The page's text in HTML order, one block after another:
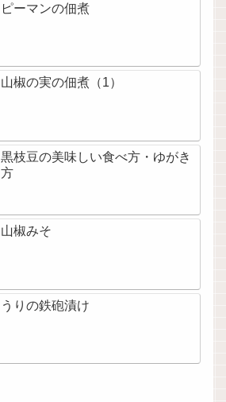
ピーマンの佃煮
山椒の実の佃煮（1）
黒枝豆の美味しい食べ方・ゆがき
方
山椒みそ
うりの鉄砲漬け